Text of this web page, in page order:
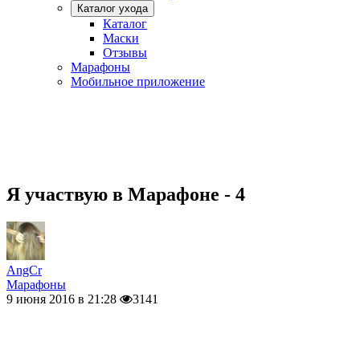
Каталог ухода
Каталог
Маски
Отзывы
Марафоны
Мобильное приложение
Я участвую в Марафоне - 4
AngCr
Марафоны
9 июня 2016 в 21:28
3141